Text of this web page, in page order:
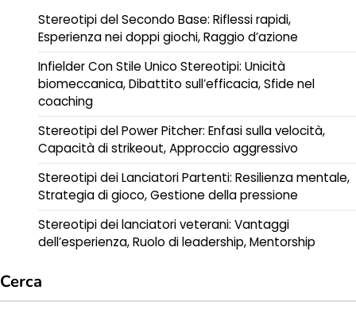
Stereotipi del Secondo Base: Riflessi rapidi,
Esperienza nei doppi giochi, Raggio d’azione
Infielder Con Stile Unico Stereotipi: Unicità
biomeccanica, Dibattito sull’efficacia, Sfide nel
coaching
Stereotipi del Power Pitcher: Enfasi sulla velocità,
Capacità di strikeout, Approccio aggressivo
Stereotipi dei Lanciatori Partenti: Resilienza mentale,
Strategia di gioco, Gestione della pressione
Stereotipi dei lanciatori veterani: Vantaggi
dell’esperienza, Ruolo di leadership, Mentorship
Cerca